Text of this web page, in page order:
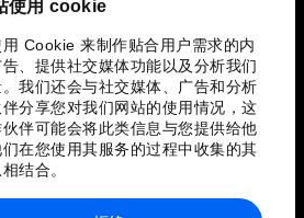
使用 cookie
Cookie 来制作贴合用户需求的内
、提供社交媒体功能以及分析我们
我们还会与社交媒体、广告和分析
分享您对我们网站的使用情况，这
伴可能会将此类信息与您提供给他
在您使用其服务的过程中收集的其
结合。